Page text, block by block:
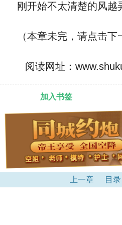
刚开始不太清楚的风越
（本章未完，请点击下
阅读网址：
加入书签
上一章 目录